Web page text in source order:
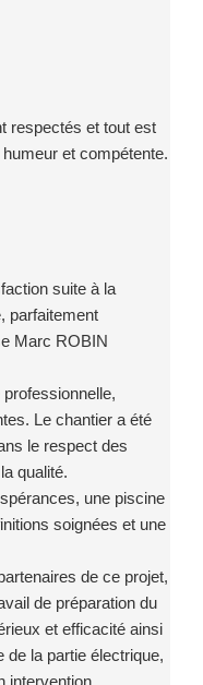
respectés et tout est
et compétente.
suite à la
parfaitement
Marc ROBIN
professionnelle,
Le chantier a été
le respect des
qualité.
une piscine
soignées et une
de ce projet,
de préparation du
et efficacité ainsi
de la partie électrique,
intervention.